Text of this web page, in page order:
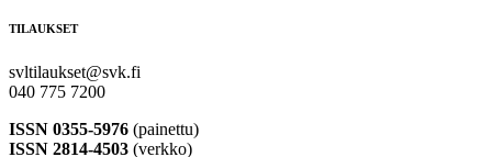
TILAUKSET
svltilaukset@svk.fi
040 775 7200
ISSN 0355-5976 (painettu)
ISSN 2814-4503 (verkko)